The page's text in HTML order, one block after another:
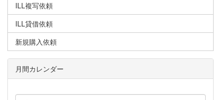
ILL複写依頼
ILL貸借依頼
新規購入依頼
月間カレンダー